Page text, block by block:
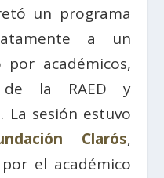
un programa
a un
académicos,
de la RAED y
La sesión estuvo
Clarós,
el académico